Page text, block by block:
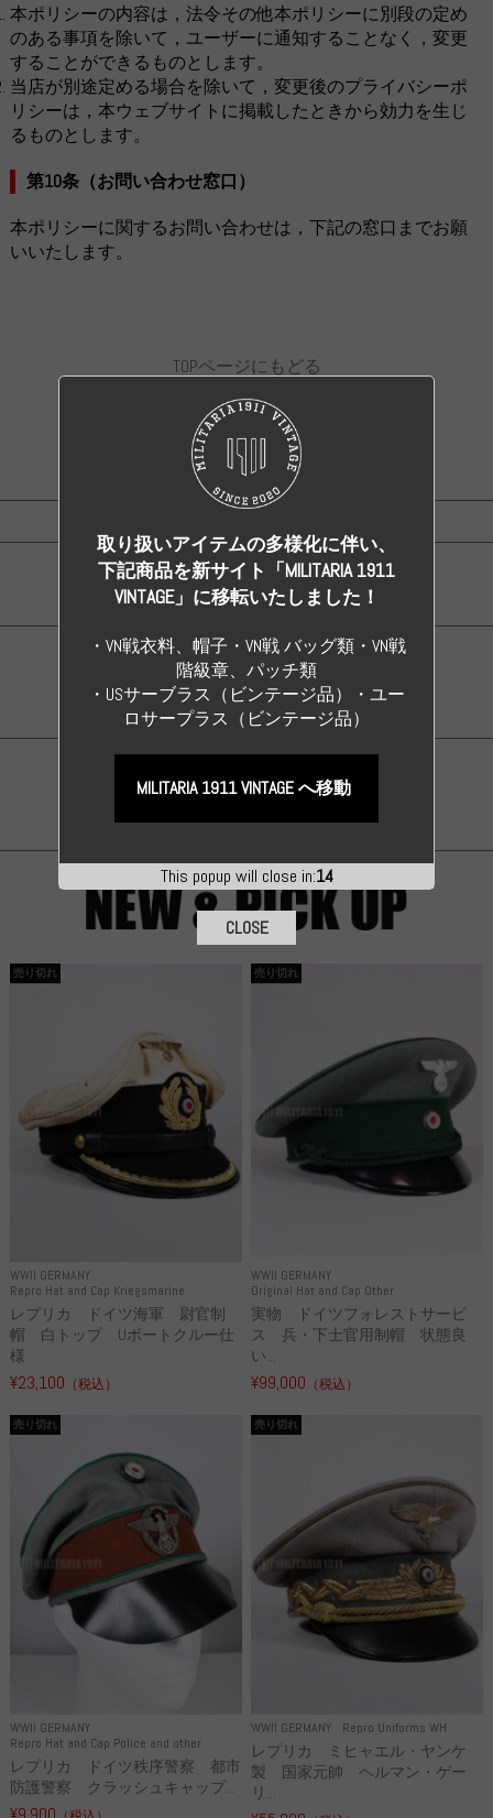
WWII GERMANY
ALL ORIGINAL ITEM
ALL REPRODUCTS
本ポリシーの内容は，法令その他本ポリシーに別段の定め
のある事項を除いて，ユーザーに通知することなく，変更
することができるものとします。
当店が別途定める場合を除いて，変更後のプライバシーポ
リシーは，本ウェブサイトに掲載したときから効力を生じ
るものとします。
第10条（お問い合わせ窓口）
本ポリシーに関するお問い合わせは，下記の窓口までお願
いいたします。
TOPページにもどる
WWII GERMANY
Repro Hat and Cap Kriegsmarine
売り切れ
レプリカ ドイツ海軍 尉官制
帽 白トップ Uボートクルー仕
様
¥23,100 （税込）
WWII GERMANY
Original Hat and Cap Other
売り切れ
実物 ドイツフォレストサービ
ス 兵・下士官用制帽 状態良
い...
¥99,000 （税込）
WWII GERMANY
Repro Hat and Cap Police and other
売り切れ
レプリカ ドイツ秩序警察 都市
防護警察 クラッシュキャップ...
WWII GERMANY Repro Uniforms WH
売り切れ
レプリカ ミヒャエル・ヤンケ
製 国家元帥 ヘルマン・ゲー
リ...
This popup will close in:13
取り扱いアイテムの多様化に伴い、
下記商品を新サイト「MILITARIA 1911
VINTAGE」に移転いたしました！
・VN戦衣料、帽子・VN戦 バッグ類・VN戦
階級章、パッチ類
・USサーブラス（ビンテージ品）・ユー
ロサープラス（ビンテージ品）
MILITARIA 1911 VINTAGE へ移動
CLOSE